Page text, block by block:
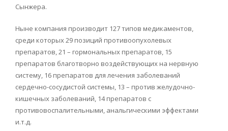
Сынжера.
Ныне компания производит 127 типов медикаментов,
среди которых 29 позиций противоопухолевых
препаратов, 21 – гормональных препаратов, 15
препаратов благотворно воздействующих на нервную
систему, 16 препаратов для лечения заболеваний
сердечно-сосудистой системы, 13 – против желудочно-
кишечных заболеваний, 14 препаратов с
противовоспалительными, анальгическими эффектами
и.т.д.